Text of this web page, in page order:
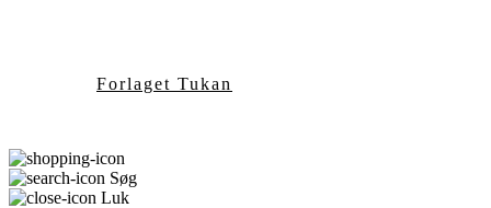
Forlaget Tukan
Søg
Luk